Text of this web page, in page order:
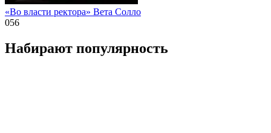
«Во власти ректора» Вета Солло
056
Набирают популярность